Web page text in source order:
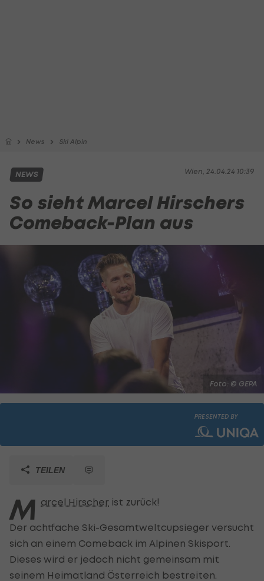
News Ski Alpin
Wien, 24.04.24 10:39
NEWS
So sieht Marcel Hirschers
Comeback-Plan aus
Foto: © GEPA
PRESENTED BY
TEILEN
M arcel Hirscher ist zurück!
Der achtfache Ski-Gesamtweltcupsieger versucht
sich an einem Comeback im Alpinen Skisport.
Dieses wird er jedoch nicht gemeinsam mit
seinem Heimatland Österreich bestreiten.